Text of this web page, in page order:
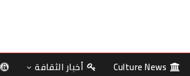
Culture News أخبار الثقافة